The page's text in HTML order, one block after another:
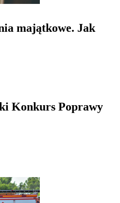
majątkowe. Jak
Konkurs Poprawy